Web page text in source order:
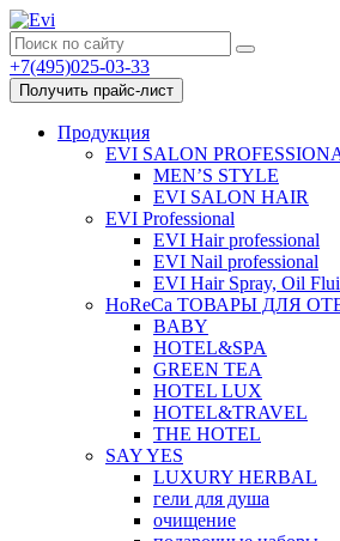
+7(495)025-03-33
Получить прайс-лист
Продукция
EVI SALON
MEN’S STYLE
EVI SALON HAIR
EVI Professional
EVI Hair professional
EVI Nail professional
EVI Hair Spray, Oil
HoReCa ТОВАРЫ ДЛЯ
BABY
HOTEL&SPA
GREEN TEA
HOTEL LUX
HOTEL&TRAVEL
THE HOTEL
SAY YES
LUXURY HERBAL
гели для душа
очищение